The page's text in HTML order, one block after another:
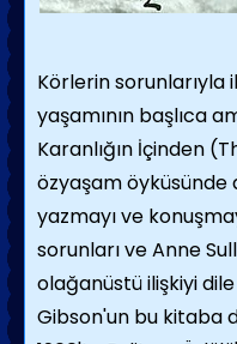
Körlerin sorunlarıyla
yaşamının başlıca
Karanlığın İçinden
özyaşam öyküsünde
yazmayı ve
sorunları ve Anne
olağanüstü ilişkiyi
Gibson'un bu kita­ba